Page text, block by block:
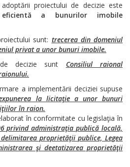
proiectului de decizie este
eficientă a bunurilor imobile
sunt: trecerea din domeniul
privat a unor bunuri imobile.
de decizie sunt Consiliul raional
a implementării deciziei supuse
la licitaţie a unor bunuri
în raion.
în conformitate cu legislaţia în
privind administraţia publică locală,
proprietăţii publice, Legea
şi deetatizarea proprietăţii